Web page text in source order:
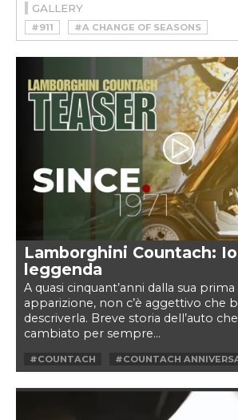
GALLERY
#911
#A CHANGE OF SEASONS
#BENTLEY
#DOWNHILL RACER
#FERRARI
#FERRARI ENZO
#HUAYRA
#LAFERRARI
#MIURA
#PAGANI
#PORSCHE
#RED BULL JAPAN
#ROBERT
Lamborghini Countach:
leggenda
A quasi cinquant’anni dalla sua prima
apparizione, non c’è aggettivo che
descriverla. Breve storia dell’auto
cambiato per sempre...
#COUNTACH
#COUNTACH
#ICON
#LAMBORGHINI